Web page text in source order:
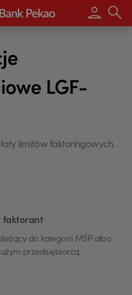
Wpisz
LGF-
limitów faktoringowych.
faktorant
do kategorii MŚP albo
przedsiębiorcą.